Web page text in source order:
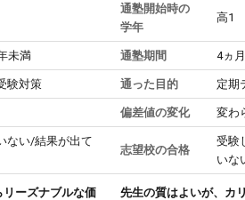
未満
験対策
ない/結果が出て
ーズナブルな価
通塾開始時の
学年
高1
通塾期間 4ヵ
通った目的 定期
偏差値の変化 変わ
志望校の合格
受験
いな
先生の質はよいが、カ